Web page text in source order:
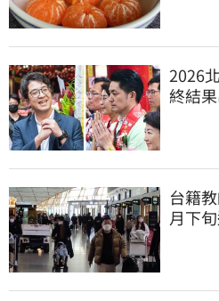
2026
終結
台籍
月下